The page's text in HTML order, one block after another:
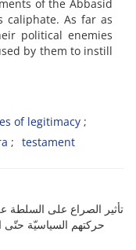
of the Abbasid
caliphate. As far as
political enemies
by them to instill
of legitimacy
testament
تأثیر الصراع على السلطة
حرکتهم السیاسیّة حتّى